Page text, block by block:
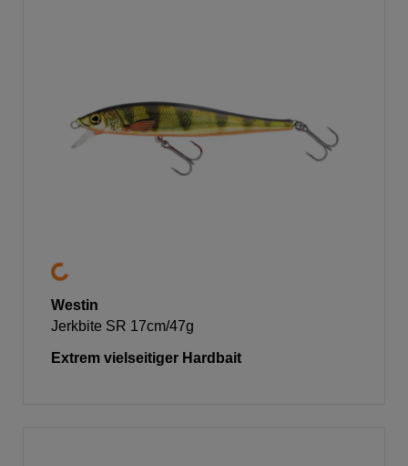
Westin
Jerkbite SR 17cm/47g
Extrem vielseitiger Hardbait